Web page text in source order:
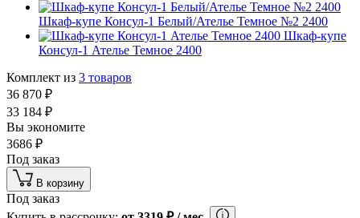
Шкаф-купе Консул-1 Белый/Ателье Темное №2 2400
Шкаф-купе
Консул-1 Ателье Темное 2400
Комплект из 3 товаров
36 870 ₽
33 184 ₽
Вы экономите
3686 ₽
Под заказ
В корзину
Под заказ